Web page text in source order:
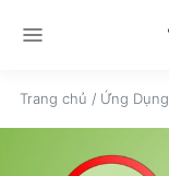
menu
Trang chủ / Ứng Dụng